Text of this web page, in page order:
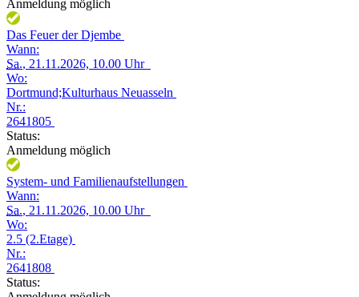
Anmeldung möglich
Das Feuer der Djembe
Wann:
Sa., 21.11.2026, 10.00 Uhr
Wo:
Dortmund;Kulturhaus Neuasseln
Nr.:
2641805
Status:
Anmeldung möglich
System- und Familienaufstellungen
Wann:
Sa., 21.11.2026, 10.00 Uhr
Wo:
2.5 (2.Etage)
Nr.:
2641808
Status: